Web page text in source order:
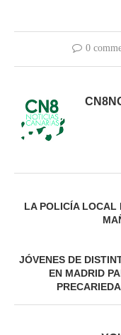
0
LA POLICÍA LOCAL
JÓVENES DE
EN MADRID